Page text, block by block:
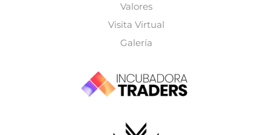
Valores
Visita Virtual
Galería